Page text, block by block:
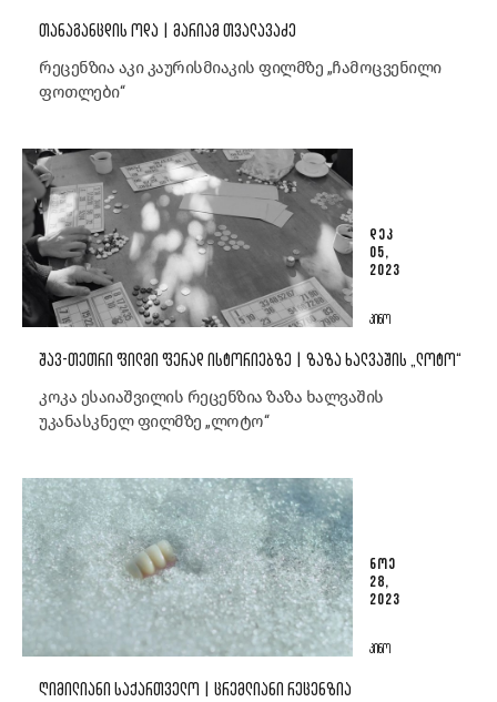
ᲗᲐᲜᲐᲒᲐᲜᲪᲓᲘᲡ ᲝᲓᲐ | ᲛᲐᲠᲘᲐᲛ ᲗᲕᲐᲚᲐᲕᲐᲫᲔ
რეცენზია აკი კაურისმიაკის ფილმზე „ჩამოცვენილი
ფოთლები“
ᲓᲔᲙ
05,
2023
ᲙᲘᲜᲝ
ᲨᲐᲕ-ᲗᲔᲗᲠᲘ ᲤᲘᲚᲛᲘ ᲤᲔᲠᲐᲓ ᲘᲡᲢᲝᲠᲘᲔᲑᲖᲔ | ᲖᲐᲖᲐ ᲮᲐᲚᲕᲐᲨᲘᲡ „ᲚᲝᲢᲝ“
კოკა ესაიაშვილის რეცენზია ზაზა ხალვაშის
უკანასკნელ ფილმზე „ლოტო“
ᲜᲝᲔ
28,
2023
ᲙᲘᲜᲝ
ᲦᲘᲛᲘᲚᲘᲐᲜᲘ ᲡᲐᲥᲐᲠᲗᲕᲔᲚᲝ | ᲪᲠᲔᲛᲚᲘᲐᲜᲘ ᲠᲔᲪᲔᲜᲖᲘᲐ